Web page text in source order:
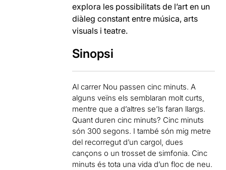
explora les possibilitats de l’art en un
diàleg constant entre música, arts
visuals i teatre.
Sinopsi
Al carrer Nou passen cinc minuts. A
alguns veïns els semblaran molt curts,
mentre que a d’altres se’ls faran llargs.
Quant duren cinc minuts? Cinc minuts
són 300 segons. I també són mig metre
del recorregut d’un cargol, dues
cançons o un trosset de simfonia. Cinc
minuts és tota una vida d’un floc de neu.